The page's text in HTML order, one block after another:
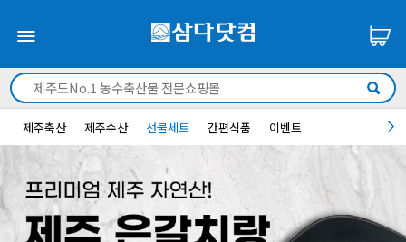
제주축산 제주수산 선물세트 간편식품 이벤트